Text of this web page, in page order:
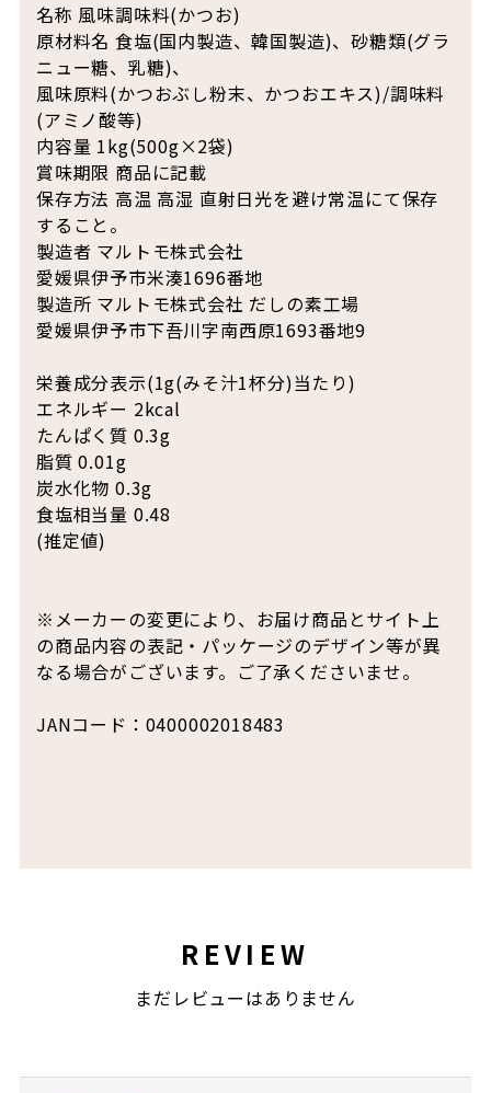
名称 風味調味料(かつお)
原材料名 食塩(国内製造、韓国製造)、砂糖類(グラ
ニュー糖、乳糖)、
風味原料(かつおぶし粉末、かつおエキス)/調味料
(アミノ酸等)
内容量 1kg(500g×2袋)
賞味期限 商品に記載
保存方法 高温 高湿 直射日光を避け常温にて保存
すること。
製造者 マルトモ株式会社
愛媛県伊予市米湊1696番地
製造所 マルトモ株式会社 だしの素工場
愛媛県伊予市下吾川字南西原1693番地9
栄養成分表示(1g(みそ汁1杯分)当たり)
エネルギー 2kcal
たんぱく質 0.3g
脂質 0.01g
炭水化物 0.3g
食塩相当量 0.48
(推定値)
※メーカーの変更により、お届け商品とサイト上
の商品内容の表記・パッケージのデザイン等が異
なる場合がございます。ご了承くださいませ。
JANコード：0400002018483
REVIEW
まだレビューはありません